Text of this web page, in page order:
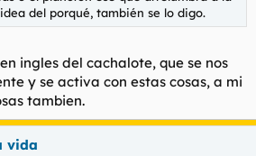
del porqué, también se lo digo.
ingles del cachalote, que se nos
y se activa con estas cosas, a mi
tambien.
vida